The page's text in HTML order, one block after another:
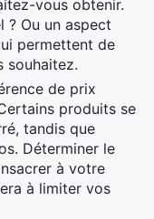
vous obtenir.
? Ou un aspect
permettent de
souhaitez.
de prix
produits se
tandis que
Déterminer le
à votre
à limiter vos